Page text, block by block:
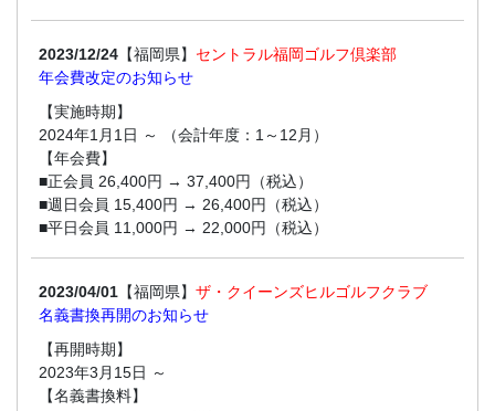
2023/12/24【福岡県】 セントラル福岡ゴルフ倶楽部
年会費改定のお知らせ
【実施時期】
2024年1月1日 ～ （会計年度：1～12月）
【年会費】
■正会員 26,400円 → 37,400円（税込）
■週日会員 15,400円 → 26,400円（税込）
■平日会員 11,000円 → 22,000円（税込）
2023/04/01【福岡県】 ザ・クイーンズヒルゴルフクラブ
名義書換再開のお知らせ
【再開時期】
2023年3月15日 ～
【名義書換料】